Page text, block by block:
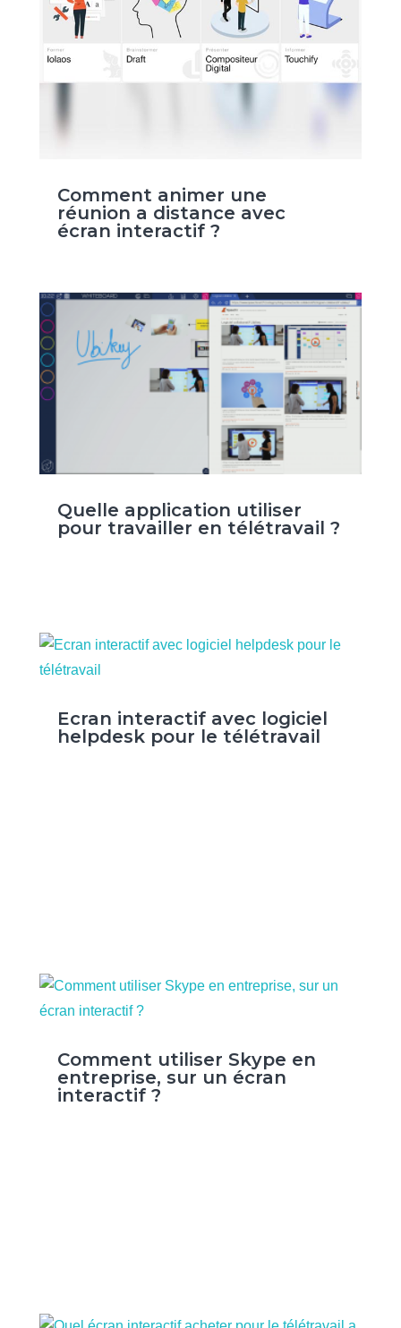
Comment animer une
réunion a distance avec
écran interactif ?
Quelle application utiliser
pour travailler en télétravail ?
Ecran interactif avec logiciel
helpdesk pour le télétravail
Comment utiliser Skype en
entreprise, sur un écran
interactif ?